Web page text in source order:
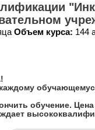
Объем курса: 144
обучение.